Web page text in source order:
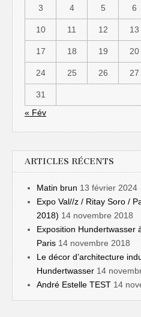
3 4 5 6
10 11 12 13
17 18 19 20
24 25 26 27
31
« Fév
ARTICLES RÉCENTS
Matin brun 13 février 2024
Expo Val//z / Ritay Soro /
2018) 14 novembre 2018
Exposition Hundertwasser
Paris 14 novembre 2018
Le décor d’architecture
Hundertwasser 14
André Estelle TEST 14